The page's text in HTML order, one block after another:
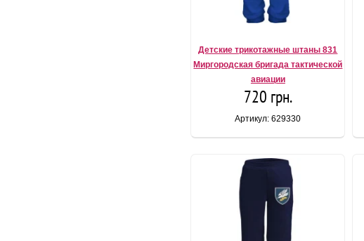
Детские трикотажные штаны 831
Миргородская бригада тактической
авиации
720 грн.
Артикул: 629330